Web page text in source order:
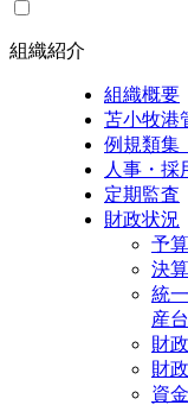
組織紹介
組織概要
苫小牧港
例規類集
人事・採
定期監査
財政状況
予
決
統
産
財
財
資